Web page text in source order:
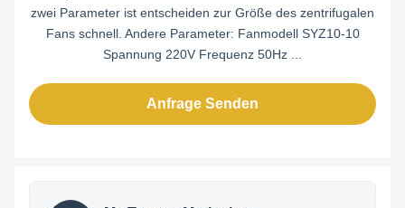
zwei Parameter ist entscheiden zur Größe des zentrifugalen
Fans schnell. Andere Parameter: Fanmodell SYZ10-10
Spannung 220V Frequenz 50Hz ...
Anfrage Senden